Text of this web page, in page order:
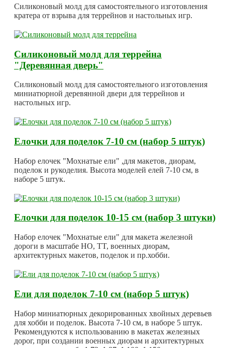
Силиконовый молд для самостоятельного изготовления
кратера от взрыва для террейнов и настольных игр.
Силиконовый молд для террейна
"Деревянная дверь"
Силиконовый молд для самостоятельного изготовления
миниатюрной деревянной двери для террейнов и
настольных игр.
Елочки для поделок 7-10 см (набор 5 штук)
Набор елочек "Мохнатые ели" ,для макетов, диорам,
поделок и рукоделия. Высота моделей елей 7-10 см, в
наборе 5 штук.
Елочки для поделок 10-15 см (набор 3 штуки)
Набор елочек "Мохнатые ели" для макета железной
дороги в масштабе HO, TT, военных диорам,
архитектурных макетов, поделок и пр.хобби.
Ели для поделок 7-10 см (набор 5 штук)
Набор миниатюрных декорированных хвойных деревьев
для хобби и поделок. Высота 7-10 см, в наборе 5 штук.
Рекомендуются к использованию в макетах железных
дорог, при создании военных диорам и архитектурных